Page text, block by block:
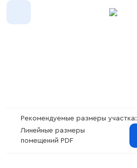
Рекомендуемые размеры участка:
Линейные размеры
помещений PDF